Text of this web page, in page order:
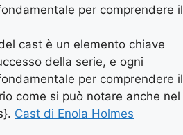
per comprendere il
cast è un elemento chiave
della serie, e ogni
per comprendere il
come si può notare anche nel
Cast di Enola Holmes